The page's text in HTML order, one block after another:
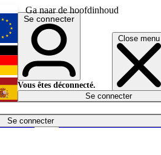
Ga naar de hoofdinhoud
Close menu
Se connecter
Économie
English
Deutsch
Español
Se connecter
Vous êtes déconnecté.
Se connecter